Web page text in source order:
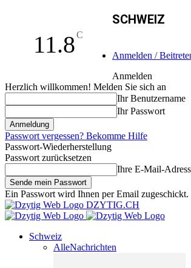
11.8C
SCHWEIZ
Anmelden /
Anmelden
Herzlich willkommen! Melden Sie sich an
Ihr Benutzername
Ihr Passwort
Passwort vergessen? Bekomme Hilfe
Passwort-Wiederherstellung
Passwort zurücksetzen
Ihre E-Mail-
Ein Passwort wird Ihnen per Email zugeschickt.
DZYTIG.CH
Schweiz
AlleNachrichten